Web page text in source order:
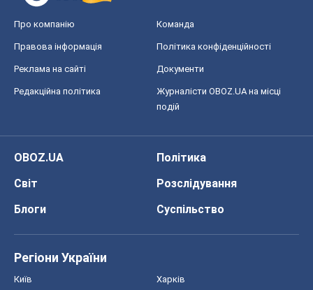
Про компанію Команда
Правова інформація Політика конфіденційності
Реклама на сайті Документи
Редакційна політика
Журналісти OBOZ.UA на місці
подій
OBOZ.UA
Політика
Світ
Розслідування
Блоги
Суспільство
Регіони України
Київ Харків